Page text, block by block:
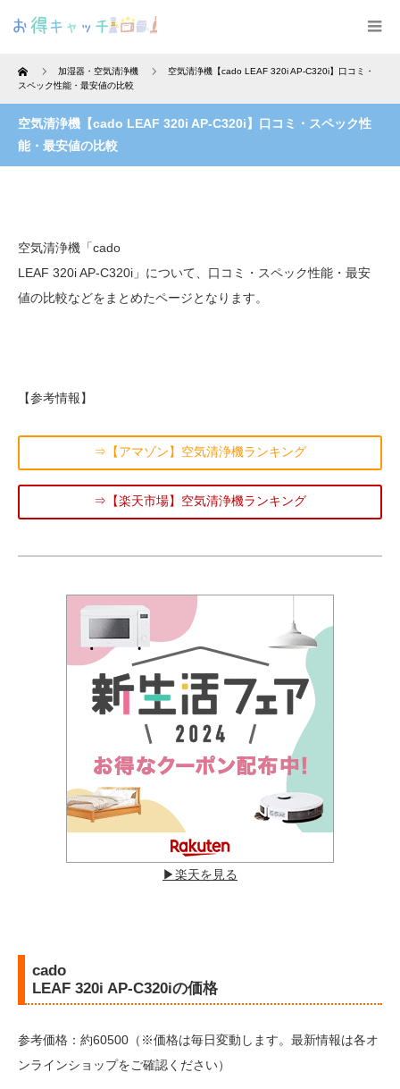
Home 加湿器・空気清浄機
空気清浄機【cado LEAF 320i AP-C320i】口コミ・
スペック性能・最安値の比較
空気清浄機【cado LEAF 320i AP-C320i】口コミ・スペック性
能・最安値の比較
空気清浄機「cado
LEAF 320i AP-C320i」について、口コミ・スペック性能・最安
値の比較などをまとめたページとなります。
【参考情報】
⇒【アマゾン】空気清浄機ランキング
⇒【楽天市場】空気清浄機ランキング
▶︎楽天を見る
cado
LEAF 320i AP-C320iの価格
参考価格：約60500（※価格は毎日変動します。最新情報は各オ
ンラインショップをご確認ください）